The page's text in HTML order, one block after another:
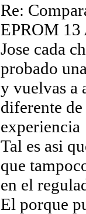
Re:
EPROM 13
Jose cada
probado
y vuelvas a
diferente
experiencia
Tal es asi
que
en el
El porque